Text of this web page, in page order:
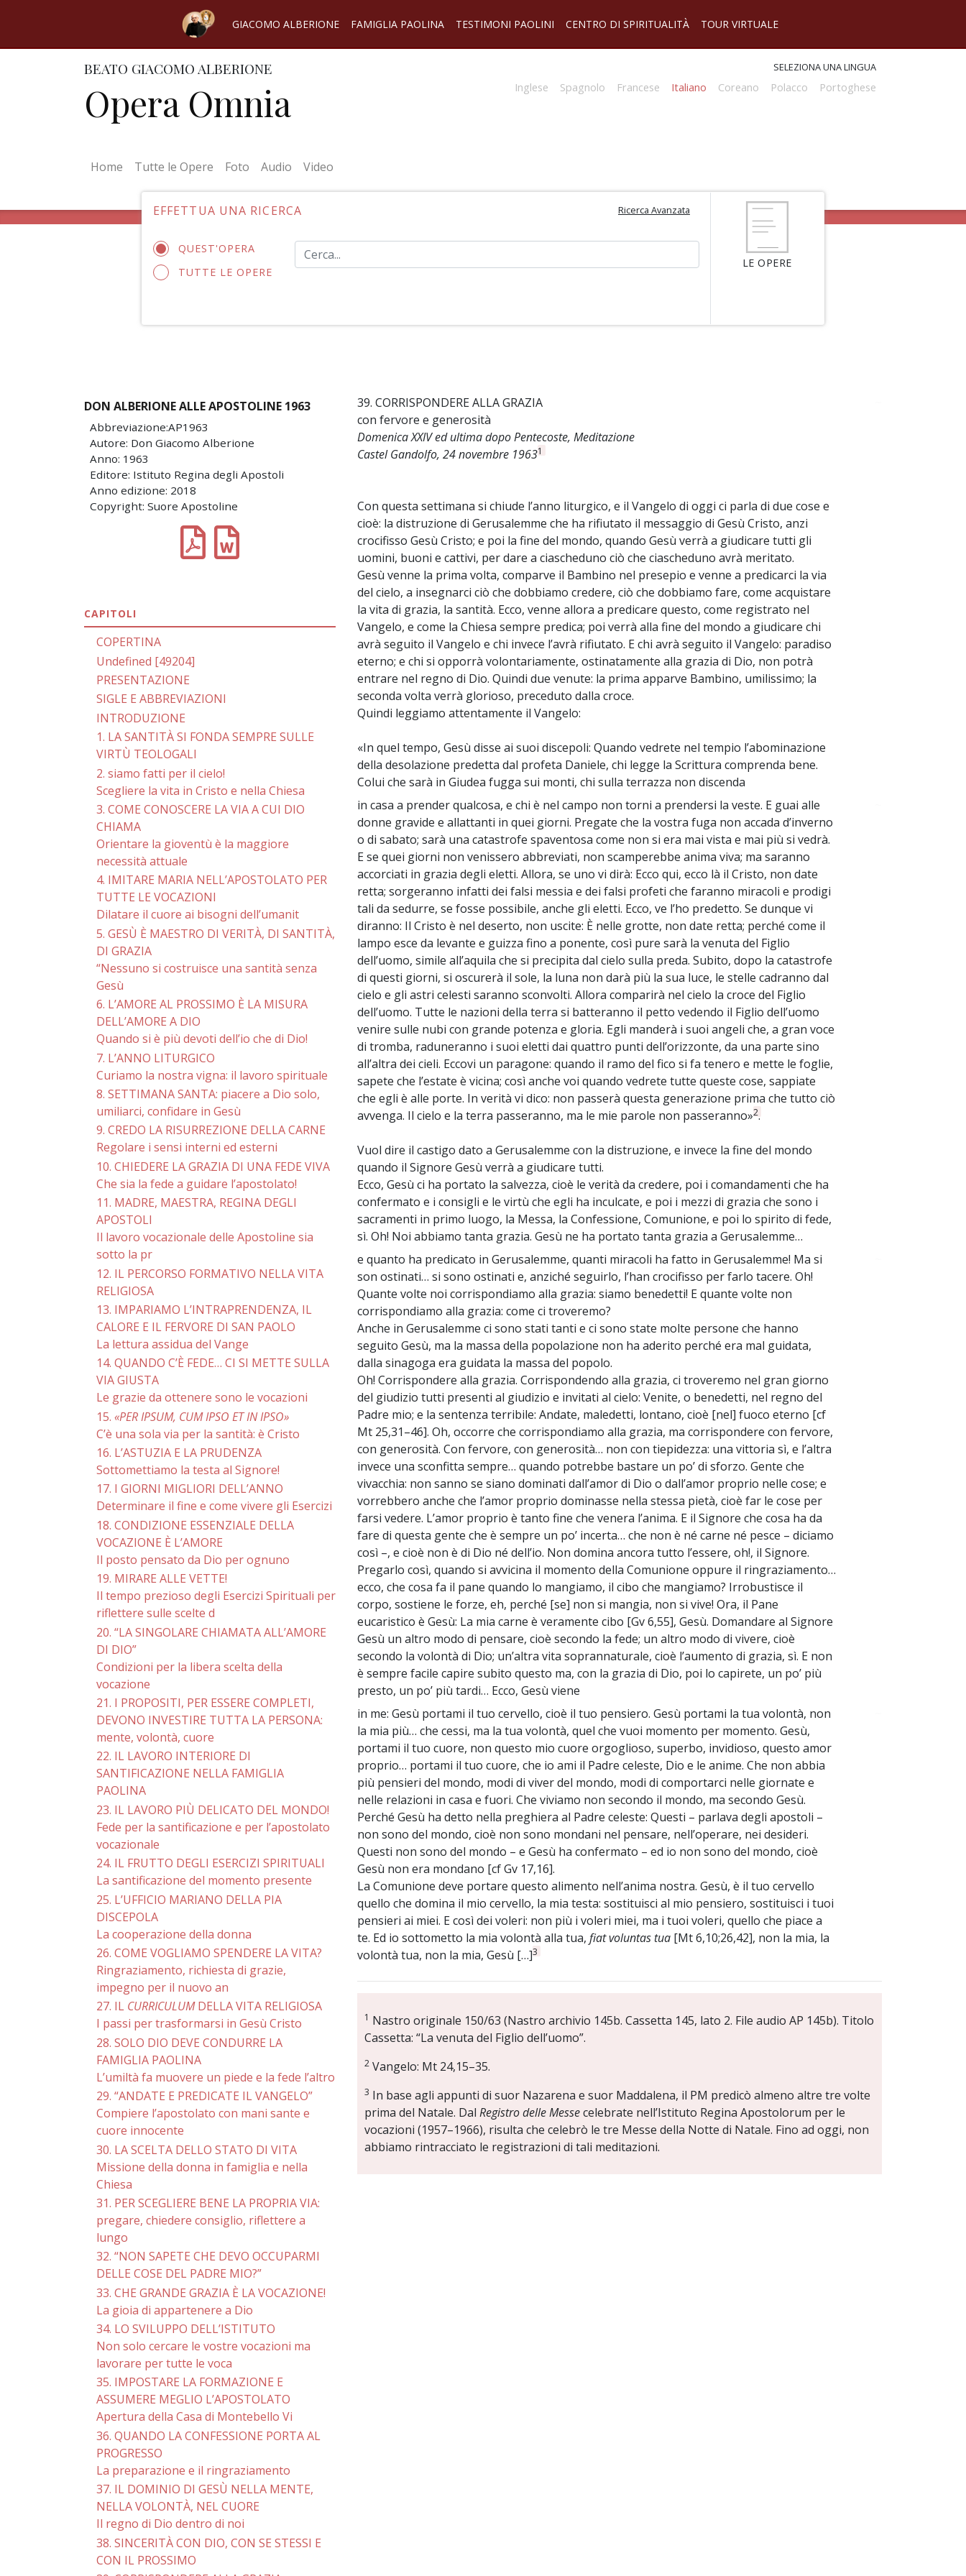
GIACOMO ALBERIONE FAMIGLIA PAOLINA TESTIMONI PAOLINI CENTRO DI SPIRITUALITÀ TOUR VIRTUALE
BEATO GIACOMO ALBERIONE
Opera Omnia
SELEZIONA UNA LINGUA
Inglese Spagnolo Francese Italiano Coreano Polacco Portoghese
Home (current)
Tutte le Opere Foto Audio Video
EFFETTUA UNA RICERCA Ricerca Avanzata
QUEST'OPERA
TUTTE LE OPERE
LE OPERE
DON ALBERIONE ALLE APOSTOLINE 1963
Abbreviazione:AP1963
Autore: Don Giacomo Alberione
Anno: 1963
Editore: Istituto Regina degli Apostoli
Anno edizione: 2018
Copyright: Suore Apostoline
CAPITOLI
COPERTINA
Undefined [49204]
PRESENTAZIONE
SIGLE E ABBREVIAZIONI
INTRODUZIONE
1. LA SANTITÀ SI FONDA SEMPRE SULLE
VIRTÙ TEOLOGALI
2. siamo fatti per il cielo!
Scegliere la vita in Cristo e nella Chiesa
3. COME CONOSCERE LA VIA A CUI DIO
CHIAMA
Orientare la gioventù è la maggiore
necessità attuale
4. IMITARE MARIA NELL’APOSTOLATO PER
TUTTE LE VOCAZIONI
Dilatare il cuore ai bisogni dell’umanit
5. GESÙ È MAESTRO DI VERITÀ, DI SANTITÀ,
DI GRAZIA
“Nessuno si costruisce una santità senza
Gesù
6. L’AMORE AL PROSSIMO È LA MISURA
DELL’AMORE A DIO
Quando si è più devoti dell’io che di Dio!
7. L’ANNO LITURGICO
Curiamo la nostra vigna: il lavoro spirituale
8. SETTIMANA SANTA: piacere a Dio solo,
umiliarci, confidare in Gesù
9. CREDO LA RISURREZIONE DELLA CARNE
Regolare i sensi interni ed esterni
10. CHIEDERE LA GRAZIA DI UNA FEDE VIVA
Che sia la fede a guidare l’apostolato!
11. MADRE, MAESTRA, REGINA DEGLI
APOSTOLI
Il lavoro vocazionale delle Apostoline sia
sotto la pr
12. IL PERCORSO FORMATIVO NELLA VITA
RELIGIOSA
13. IMPARIAMO L’INTRAPRENDENZA, IL
CALORE E IL FERVORE DI SAN PAOLO
La lettura assidua del Vange
14. QUANDO C’È FEDE… CI SI METTE SULLA
VIA GIUSTA
Le grazie da ottenere sono le vocazioni
15. «PER IPSUM, CUM IPSO ET IN IPSO»
C’è una sola via per la santità: è Cristo
16. L’ASTUZIA E LA PRUDENZA
Sottomettiamo la testa al Signore!
17. I GIORNI MIGLIORI DELL’ANNO
Determinare il fine e come vivere gli Esercizi
18. CONDIZIONE ESSENZIALE DELLA
VOCAZIONE È L’AMORE
Il posto pensato da Dio per ognuno
19. MIRARE ALLE VETTE!
Il tempo prezioso degli Esercizi Spirituali per
riflettere sulle scelte d
20. “LA SINGOLARE CHIAMATA ALL’AMORE
DI DIO”
Condizioni per la libera scelta della
vocazione
21. I PROPOSITI, PER ESSERE COMPLETI,
DEVONO INVESTIRE TUTTA LA PERSONA:
mente, volontà, cuore
22. IL LAVORO INTERIORE DI
SANTIFICAZIONE NELLA FAMIGLIA
PAOLINA
23. IL LAVORO PIÙ DELICATO DEL MONDO!
Fede per la santificazione e per l’apostolato
vocazionale
24. IL FRUTTO DEGLI ESERCIZI SPIRITUALI
La santificazione del momento presente
25. L’UFFICIO MARIANO DELLA PIA
DISCEPOLA
La cooperazione della donna
26. COME VOGLIAMO SPENDERE LA VITA?
Ringraziamento, richiesta di grazie,
impegno per il nuovo an
27. IL CURRICULUMDELLA VITA RELIGIOSA
I passi per trasformarsi in Gesù Cristo
28. SOLO DIO DEVE CONDURRE LA
FAMIGLIA PAOLINA
L’umiltà fa muovere un piede e la fede l’altro
29. “ANDATE E PREDICATE IL VANGELO”
Compiere l’apostolato con mani sante e
cuore innocente
30. LA SCELTA DELLO STATO DI VITA
Missione della donna in famiglia e nella
Chiesa
31. PER SCEGLIERE BENE LA PROPRIA VIA:
pregare, chiedere consiglio, riflettere a
lungo
32. “NON SAPETE CHE DEVO OCCUPARMI
DELLE COSE DEL PADRE MIO?”
33. CHE GRANDE GRAZIA È LA VOCAZIONE!
La gioia di appartenere a Dio
34. LO SVILUPPO DELL’ISTITUTO
Non solo cercare le vostre vocazioni ma
lavorare per tutte le voca
35. IMPOSTARE LA FORMAZIONE E
ASSUMERE MEGLIO L’APOSTOLATO
Apertura della Casa di Montebello Vi
36. QUANDO LA CONFESSIONE PORTA AL
PROGRESSO
La preparazione e il ringraziamento
37. IL DOMINIO DI GESÙ NELLA MENTE,
NELLA VOLONTÀ, NEL CUORE
Il regno di Dio dentro di noi
38. SINCERITÀ CON DIO, CON SE STESSI E
CON IL PROSSIMO
39. CORRISPONDERE ALLA GRAZIA
con fervore e generosità
Domenica XXIV ed ultima dopo Pentecoste, Meditazione
Castel Gandolfo, 24 novembre 19631
Con questa settimana si chiude l’anno liturgico, e il Vangelo di oggi ci parla di due cose e
cioè: la distruzione di Gerusalemme che ha rifiutato il messaggio di Gesù Cristo, anzi
crocifisso Gesù Cristo; e poi la fine del mondo, quando Gesù verrà a giudicare tutti gli
uomini, buoni e cattivi, per dare a ciascheduno ciò che ciascheduno avrà meritato.
Gesù venne la prima volta, comparve il Bambino nel presepio e venne a predicarci la via
del cielo, a insegnarci ciò che dobbiamo credere, ciò che dobbiamo fare, come acquistare
la vita di grazia, la santità. Ecco, venne allora a predicare questo, come registrato nel
Vangelo, e come la Chiesa sempre predica; poi verrà alla fine del mondo a giudicare chi
avrà seguito il Vangelo e chi invece l’avrà rifiutato. E chi avrà seguito il Vangelo: paradiso
eterno; e chi si opporrà volontariamente, ostinatamente alla grazia di Dio, non potrà
entrare nel regno di Dio. Quindi due venute: la prima apparve Bambino, umilissimo; la
seconda volta verrà glorioso, preceduto dalla croce.
Quindi leggiamo attentamente il Vangelo:
«In quel tempo, Gesù disse ai suoi discepoli: Quando vedrete nel tempio l’abominazione
della desolazione predetta dal profeta Daniele, chi legge la Scrittura comprenda bene.
Colui che sarà in Giudea fugga sui monti, chi sulla terrazza non discenda
in casa a prender qualcosa, e chi è nel campo non torni a prendersi la veste. E guai alle
donne gravide e allattanti in quei giorni. Pregate che la vostra fuga non accada d’inverno
o di sabato; sarà una catastrofe spaventosa come non si era mai vista e mai più si vedrà.
E se quei giorni non venissero abbreviati, non scamperebbe anima viva; ma saranno
accorciati in grazia degli eletti. Allora, se uno vi dirà: Ecco qui, ecco là il Cristo, non date
retta; sorgeranno infatti dei falsi messia e dei falsi profeti che faranno miracoli e prodigi
tali da sedurre, se fosse possibile, anche gli eletti. Ecco, ve l’ho predetto. Se dunque vi
diranno: Il Cristo è nel deserto, non uscite: È nelle grotte, non date retta; perché come il
lampo esce da levante e guizza fino a ponente, così pure sarà la venuta del Figlio
dell’uomo, simile all’aquila che si precipita dal cielo sulla preda. Subito, dopo la catastrofe
di questi giorni, si oscurerà il sole, la luna non darà più la sua luce, le stelle cadranno dal
cielo e gli astri celesti saranno sconvolti. Allora comparirà nel cielo la croce del Figlio
dell’uomo. Tutte le nazioni della terra si batteranno il petto vedendo il Figlio dell’uomo
venire sulle nubi con grande potenza e gloria. Egli manderà i suoi angeli che, a gran voce
di tromba, raduneranno i suoi eletti dai quattro punti dell’orizzonte, da una parte sino
all’altra dei cieli. Eccovi un paragone: quando il ramo del fico si fa tenero e mette le foglie,
sapete che l’estate è vicina; così anche voi quando vedrete tutte queste cose, sappiate
che egli è alle porte. In verità vi dico: non passerà questa generazione prima che tutto ciò
avvenga. Il cielo e la terra passeranno, ma le mie parole non passeranno»2.
Vuol dire il castigo dato a Gerusalemme con la distruzione, e invece la fine del mondo
quando il Signore Gesù verrà a giudicare tutti.
Ecco, Gesù ci ha portato la salvezza, cioè le verità da credere, poi i comandamenti che ha
confermato e i consigli e le virtù che egli ha inculcate, e poi i mezzi di grazia che sono i
sacramenti in primo luogo, la Messa, la Confessione, Comunione, e poi lo spirito di fede,
sì. Oh! Noi abbiamo tanta grazia. Gesù ne ha portato tanta grazia a Gerusalemme…
e quanto ha predicato in Gerusalemme, quanti miracoli ha fatto in Gerusalemme! Ma si
son ostinati… si sono ostinati e, anziché seguirlo, l’han crocifisso per farlo tacere. Oh!
Quante volte noi corrispondiamo alla grazia: siamo benedetti! E quante volte non
corrispondiamo alla grazia: come ci troveremo?
Anche in Gerusalemme ci sono stati tanti e ci sono state molte persone che hanno
seguito Gesù, ma la massa della popolazione non ha aderito perché era mal guidata,
dalla sinagoga era guidata la massa del popolo.
Oh! Corrispondere alla grazia. Corrispondendo alla grazia, ci troveremo nel gran giorno
del giudizio tutti presenti al giudizio e invitati al cielo: Venite, o benedetti, nel regno del
Padre mio; e la sentenza terribile: Andate, maledetti, lontano, cioè [nel] fuoco eterno [cf
Mt 25,31–46]. Oh, occorre che corrispondiamo alla grazia, ma corrispondere con fervore,
con generosità. Con fervore, con generosità… non con tiepidezza: una vittoria sì, e l’altra
invece una sconfitta sempre… quando potrebbe bastare un po’ di sforzo. Gente che
vivacchia: non sanno se siano dominati dall’amor di Dio o dall’amor proprio nelle cose; e
vorrebbero anche che l’amor proprio dominasse nella stessa pietà, cioè far le cose per
farsi vedere. L’amor proprio è tanto fine che venera l’anima. E il Signore che cosa ha da
fare di questa gente che è sempre un po’ incerta… che non è né carne né pesce – diciamo
così –, e cioè non è di Dio né dell’io. Non domina ancora tutto l’essere, oh!, il Signore.
Pregarlo così, quando si avvicina il momento della Comunione oppure il ringraziamento…
ecco, che cosa fa il pane quando lo mangiamo, il cibo che mangiamo? Irrobustisce il
corpo, sostiene le forze, eh, perché [se] non si mangia, non si vive! Ora, il Pane
eucaristico è Gesù: La mia carne è veramente cibo [Gv 6,55], Gesù. Domandare al Signore
Gesù un altro modo di pensare, cioè secondo la fede; un altro modo di vivere, cioè
secondo la volontà di Dio; un’altra vita soprannaturale, cioè l’aumento di grazia, sì. E non
è sempre facile capire subito questo ma, con la grazia di Dio, poi lo capirete, un po’ più
presto, un po’ più tardi… Ecco, Gesù viene
in me: Gesù portami il tuo cervello, cioè il tuo pensiero. Gesù portami la tua volontà, non
la mia più… che cessi, ma la tua volontà, quel che vuoi momento per momento. Gesù,
portami il tuo cuore, non questo mio cuore orgoglioso, superbo, invidioso, questo amor
proprio… portami il tuo cuore, che io ami il Padre celeste, Dio e le anime. Che non abbia
più pensieri del mondo, modi di viver del mondo, modi di comportarci nelle giornate e
nelle relazioni in casa e fuori. Che viviamo non secondo il mondo, ma secondo Gesù.
Perché Gesù ha detto nella preghiera al Padre celeste: Questi – parlava degli apostoli –
non sono del mondo, cioè non sono mondani nel pensare, nell’operare, nei desideri.
Questi non sono del mondo – e Gesù ha confermato – ed io non sono del mondo, cioè
Gesù non era mondano [cf Gv 17,16].
La Comunione deve portare questo alimento nell’anima nostra. Gesù, è il tuo cervello
quello che domina il mio cervello, la mia testa: sostituisci al mio pensiero, sostituisci i tuoi
pensieri ai miei. E così dei voleri: non più i voleri miei, ma i tuoi voleri, quello che piace a
te. Ed io sottometto la mia volontà alla tua, fiat voluntas tua [Mt 6,10;26,42], non la mia, la
volontà tua, non la mia, Gesù […]3
1 Nastro originale 150/63 (Nastro archivio 145b. Cassetta 145, lato 2. File audio AP 145b). Titolo
Cassetta: “La venuta del Figlio dell’uomo”.
2Vangelo: Mt 24,15–35.
3 In base agli appunti di suor Nazarena e suor Maddalena, il PM predicò almeno altre tre volte
prima del Natale. Dal Registro delle Messecelebrate nell’Istituto Regina Apostolorum per le
vocazioni (1957–1966), risulta che celebrò le tre Messe della Notte di Natale. Fino ad oggi, non
abbiamo rintracciato le registrazioni di tali meditazioni.